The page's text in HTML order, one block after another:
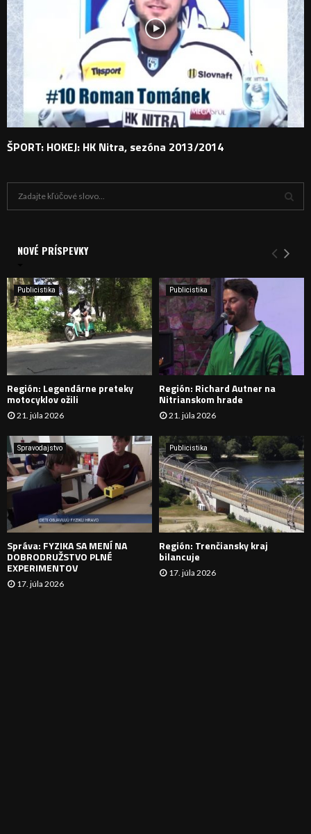
ŠPORT: HOKEJ: HK Nitra, sezóna 2013/2014
i
e
:
Y
H
D
A
N
I
E
NOVÉ PRÍSPEVKY
Publicistika
Región: Legendárne preteky
motocyklov ožili
21. júla 2026
Publicistika
Región: Richard Autner na
Nitrianskom hrade
21. júla 2026
Spravodajstvo
Správa: FYZIKA SA MENÍ NA
DOBRODRUŽSTVO PLNÉ
EXPERIMENTOV
17. júla 2026
Publicistika
Región: Trenčiansky kraj
bilancuje
17. júla 2026